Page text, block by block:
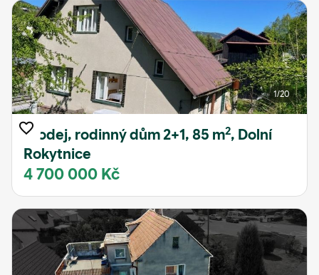
1/20
Prodej, rodinný dům 2+1, 85 m2, Dolní
Rokytnice
4 700 000 Kč